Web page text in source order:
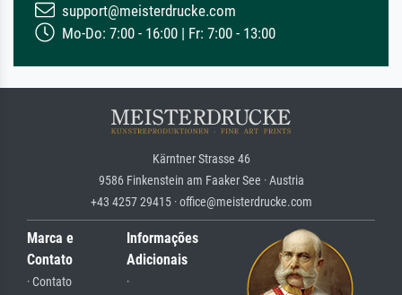
support@meisterdrucke.com
Mo-Do: 7:00 - 16:00 | Fr: 7:00 - 13:00
Kärntner Strasse 46
9586 Finkenstein am Faaker See · Austria
+43 4257 29415 · office@meisterdrucke.com
Marca e
Contato
· Contato
Informações
Adicionais
·